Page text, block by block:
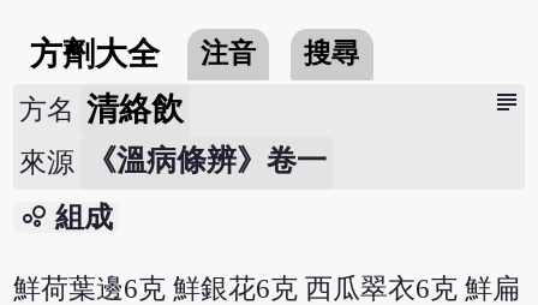
方劑大全 注音 搜尋
subject
方名 清絡飲
來源 《溫病條辨》卷一
bubble_chart 組成
鮮荷葉邊6克 鮮銀花6克 西瓜翠衣6克 鮮扁